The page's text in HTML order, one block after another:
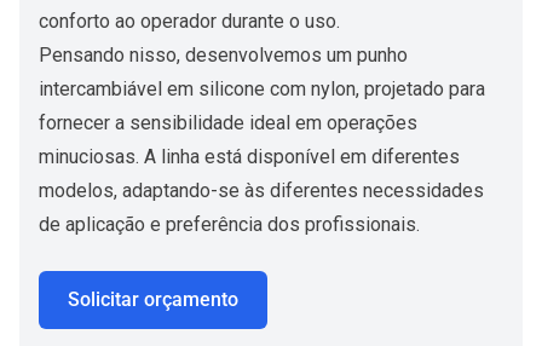
conforto ao operador durante o uso.
Pensando nisso, desenvolvemos um punho
intercambiável em silicone com nylon, projetado para
fornecer a sensibilidade ideal em operações
minuciosas. A linha está disponível em diferentes
modelos, adaptando-se às diferentes necessidades
de aplicação e preferência dos profissionais.
Solicitar orçamento